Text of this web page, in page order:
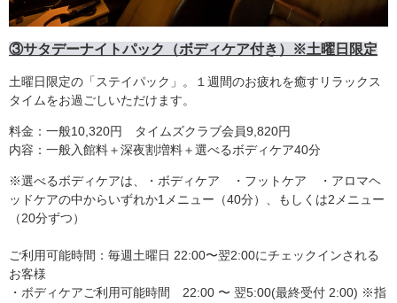
③サタデーナイトパック（ボディケア付き）※土曜日限定
土曜日限定の「ステイパック」。１週間のお疲れを癒すリラックス
タイムをお過ごしいただけます。
料金：一般10,320円 タイムズクラブ会員9,820円
内容：一般入館料＋深夜割増料＋選べるボディケア40分
※選べるボディケアは、・ボディケア ・フットケア ・アロマヘ
ッドケアの中からいずれか1メニュー（40分）、もしくは2メニュー
（20分ずつ）
ご利用可能時間：毎週土曜日 22:00〜翌2:00にチェックインされる
お客様
・ボディケアご利用可能時間 22:00 〜 翌5:00(最終受付 2:00) ※指